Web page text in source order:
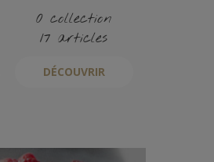
0 collection
17 articles
DÉCOUVRIR